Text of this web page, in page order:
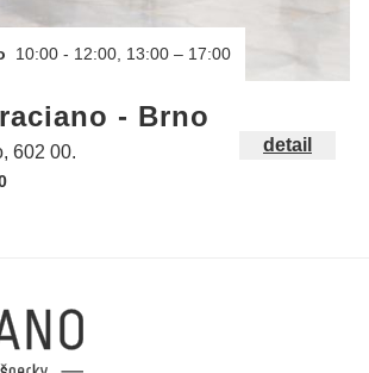
10:00 - 12:00, 13:00 – 17:00
- Brno
602 00. detail